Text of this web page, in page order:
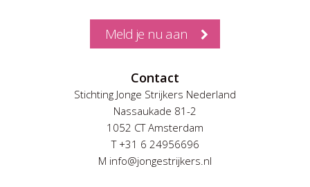
Meld je nu aan
Contact
Stichting Jonge Strijkers Nederland
Nassaukade 81-2
1052 CT Amsterdam
T +31 6 24956696
M info@jongestrijkers.nl